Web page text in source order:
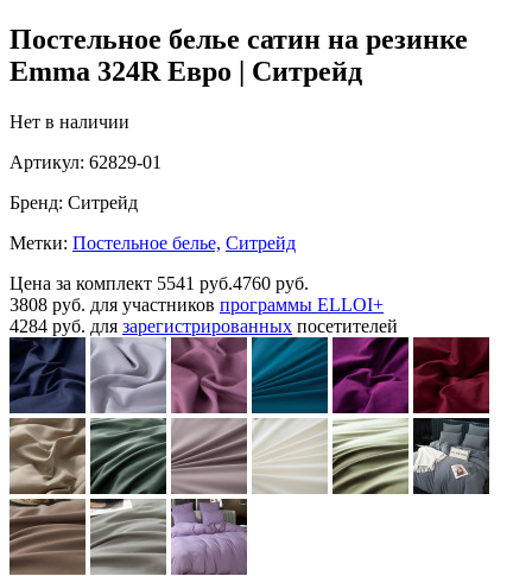
Постельное белье сатин на резинке
Emma 324R Евро | Ситрейд
Нет в наличии
Артикул: 62829-01
Бренд: Ситрейд
Метки: Постельное белье, Ситрейд
Цена за комплект 5541 руб.4760 руб.
3808 руб. для участников программы ELLOI+
4284 руб. для зарегистрированных посетителей